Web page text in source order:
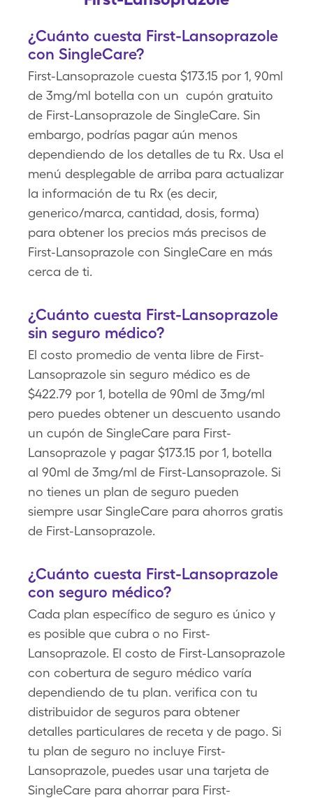
¿Cuánto cuesta First-Lansoprazole
con SingleCare?
First-Lansoprazole cuesta $173.15 por 1, 90ml
de 3mg/ml botella con un cupón gratuito
de First-Lansoprazole de SingleCare. Sin
embargo, podrías pagar aún menos
dependiendo de los detalles de tu Rx. Usa el
menú desplegable de arriba para actualizar
la información de tu Rx (es decir,
generico/marca, cantidad, dosis, forma)
para obtener los precios más precisos de
First-Lansoprazole con SingleCare en más
cerca de ti.
¿Cuánto cuesta First-Lansoprazole
sin seguro médico?
El costo promedio de venta libre de First-
Lansoprazole sin seguro médico es de
$422.79 por 1, botella de 90ml de 3mg/ml
pero puedes obtener un descuento usando
un cupón de SingleCare para First-
Lansoprazole y pagar $173.15 por 1, botella
al 90ml de 3mg/ml de First-Lansoprazole. Si
no tienes un plan de seguro pueden
siempre usar SingleCare para ahorros gratis
de First-Lansoprazole.
¿Cuánto cuesta First-Lansoprazole
con seguro médico?
Cada plan específico de seguro es único y
es posible que cubra o no First-
Lansoprazole. El costo de First-Lansoprazole
con cobertura de seguro médico varía
dependiendo de tu plan. verifica con tu
distribuidor de seguros para obtener
detalles particulares de receta y de pago. Si
tu plan de seguro no incluye First-
Lansoprazole, puedes usar una tarjeta de
SingleCare para ahorrar para First-